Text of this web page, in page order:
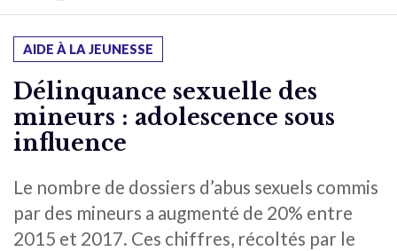
AIDE À LA JEUNESSE
Délinquance sexuelle des
mineurs : adolescence sous
influence
Le nombre de dossiers d’abus sexuels commis
par des mineurs a augmenté de 20% entre
2015 et 2017. Ces chiffres, récoltés par le